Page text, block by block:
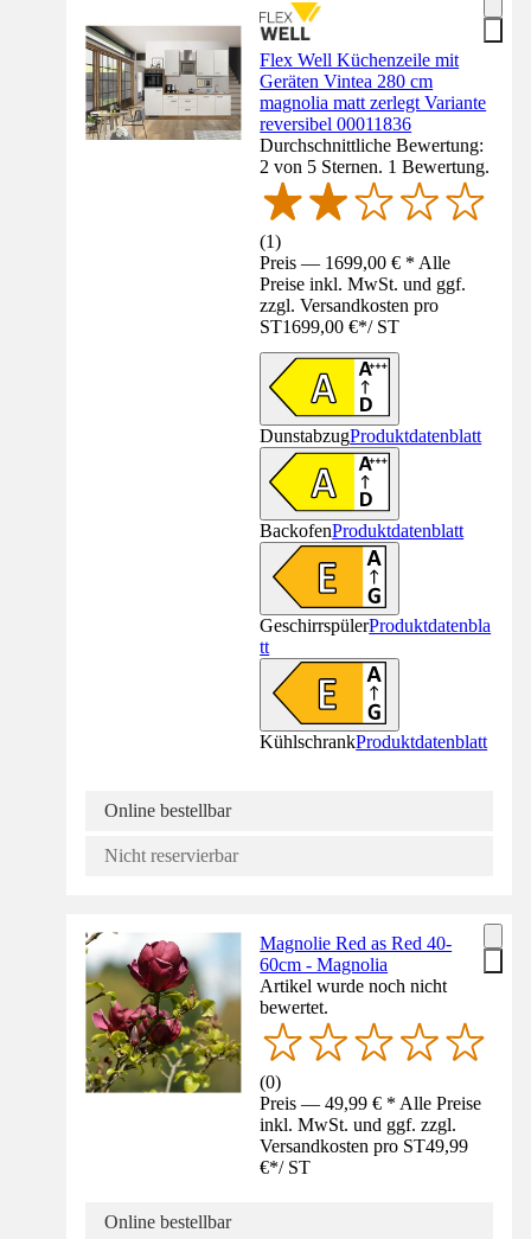
Flex Well Küchenzeile mit
Geräten Vintea 280 cm
magnolia matt zerlegt Variante
reversibel 00011836
Durchschnittliche Bewertung:
2 von 5 Sternen. 1 Bewertung.
(1)
Preis — 1699,00 € * Alle
Preise inkl. MwSt. und ggf.
zzgl. Versandkosten pro
ST1699,00 €*/ ST
DunstabzugProduktdatenblatt
BackofenProduktdatenblatt
GeschirrspülerProduktdatenbla
tt
KühlschrankProduktdatenblatt
Online bestellbar
Nicht reservierbar
Magnolie Red as Red 40-
60cm - Magnolia
Artikel wurde noch nicht
bewertet.
(0)
Preis — 49,99 € * Alle Preise
inkl. MwSt. und ggf. zzgl.
Versandkosten pro ST49,99
€*/ ST
Online bestellbar